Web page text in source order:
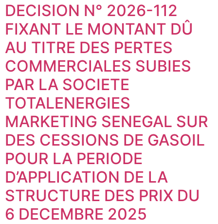
DECISION N° 2026-112
FIXANT LE MONTANT DÛ
AU TITRE DES PERTES
COMMERCIALES SUBIES
PAR LA SOCIETE
TOTALENERGIES
MARKETING SENEGAL SUR
DES CESSIONS DE GASOIL
POUR LA PERIODE
D’APPLICATION DE LA
STRUCTURE DES PRIX DU
6 DECEMBRE 2025